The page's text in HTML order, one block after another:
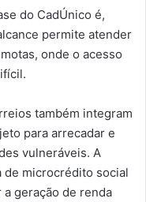
do CadÚnico é,
permite atender
onde o acesso
também integram
para arrecadar e
vulneráveis. A
de microcrédito social
a geração de renda